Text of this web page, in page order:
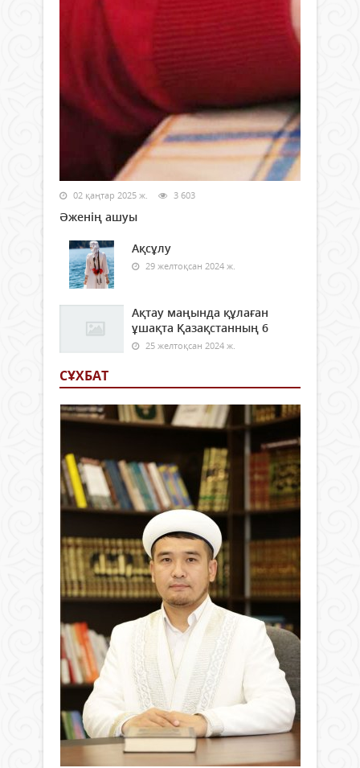
02 қаңтар 2025 ж. 3 603
Әженің ашуы
Ақсұлу
29 желтоқсан 2024 ж.
Ақтау маңында құлаған
ұшақта Қазақстанның 6
25 желтоқсан 2024 ж.
СҰХБАТ